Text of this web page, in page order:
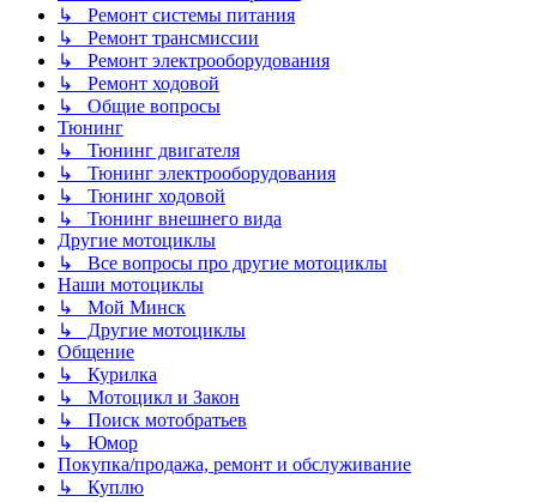
↳ Ремонт системы питания
↳ Ремонт трансмиссии
↳ Ремонт электрооборудования
↳ Ремонт ходовой
↳ Общие вопросы
Тюнинг
↳ Тюнинг двигателя
↳ Тюнинг электрооборудования
↳ Тюнинг ходовой
↳ Тюнинг внешнего вида
Другие мотоциклы
↳ Все вопросы про другие мотоциклы
Наши мотоциклы
↳ Мой Минск
↳ Другие мотоциклы
Общение
↳ Курилка
↳ Мотоцикл и Закон
↳ Поиск мотобратьев
↳ Юмор
Покупка/продажа, ремонт и обслуживание
↳ Куплю